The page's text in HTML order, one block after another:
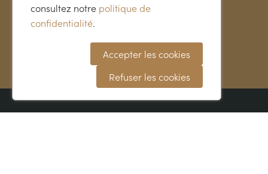
consultez notre politique de
confidentialité.
Accepter les cookies
Refuser les cookies